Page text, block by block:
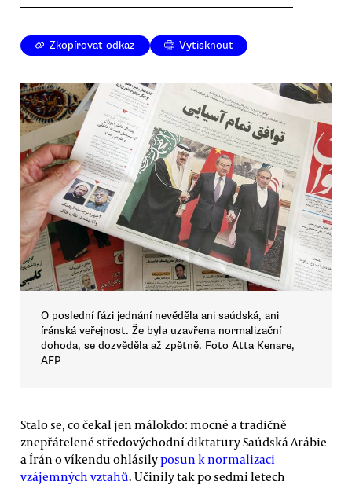
Zkopírovat odkaz Vytisknout
O poslední fázi jednání nevěděla ani saúdská, ani
íránská veřejnost. Že byla uzavřena normalizační
dohoda, se dozvěděla až zpětně. Foto Atta Kenare,
AFP
Stalo se, co čekal jen málokdo: mocné a tradičně
znepřátelené středovýchodní diktatury Saúdská Arábie
a Írán o víkendu ohlásilyposun k normalizaci
vzájemných vztahů. Učinily tak po sedmi letech